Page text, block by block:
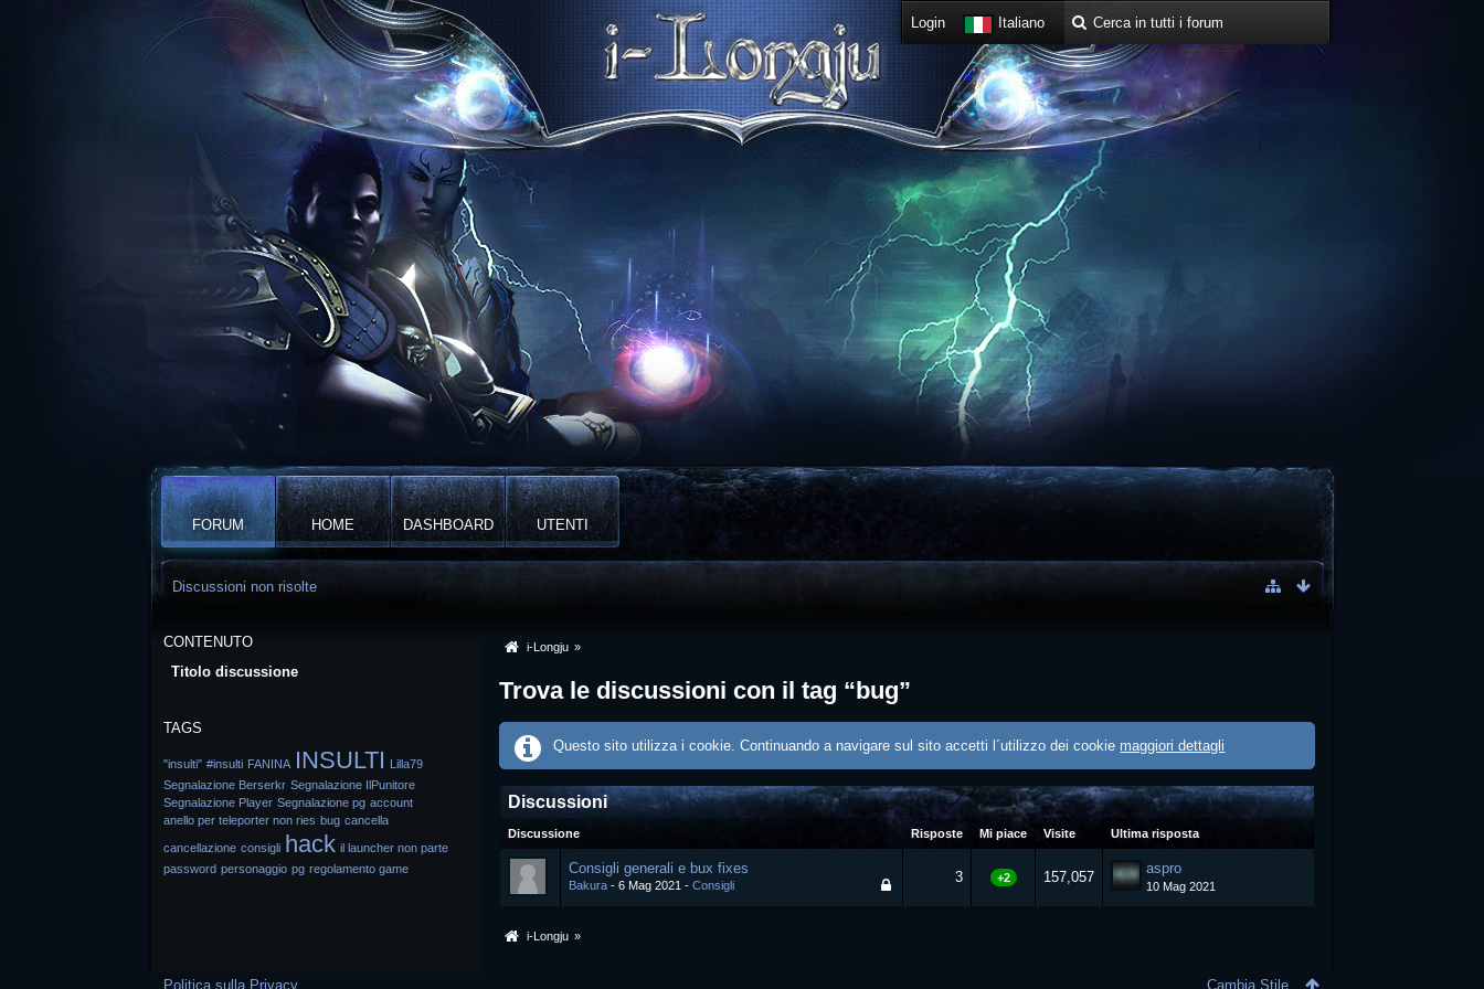
Login Italiano
FORUM HOME DASHBOARD UTENTI
Discussioni non risolte
CONTENUTO
Titolo discussione
TAGS
"insulti" #insulti FANINA INSULTI Lilla79
Segnalazione Berserkr Segnalazione IlPunitore
Segnalazione Player Segnalazione pg account
anello per teleporter non ries bug cancella
cancellazione consigli hack
il launcher non parte
password personaggio pg regolamento game
i-Longju »
Trova le discussioni con il tag “bug”
Questo sito utilizza i cookie. Continuando a navigare sul sito accetti l´utilizzo dei cookie maggiori dettagli
Discussioni
Discussione Risposte Mi piace Visite Ultima risposta
Consigli generali e bux fixes
Bakura 6 Mag 2021 Consigli 3 +2 157,057
aspro
10 Mag 2021
i-Longju »
Politica sulla Privacy Cambia Stile